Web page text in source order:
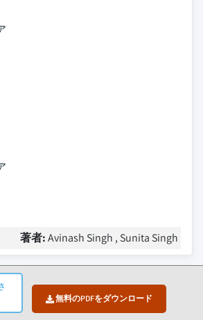
無料のPDFをダウンロード
著者:Avinash Singh , Sunita Singh
ドバー市場の規模はどれ